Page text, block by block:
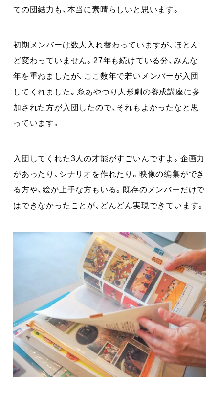
ての団結力も、本当に素晴らしいと思います。
初期メンバーは数人入れ替わっていますが、ほとん
ど変わっていません。27年も続けている分、みんな
年を重ねましたが、ここ数年で若いメンバーが入団
してくれました。糸あやつり人形劇の養成講座に参
加された方が入団したので、それもよかったなと思
っています。
入団してくれた3人の才能がすごいんですよ。企画力
があったり、シナリオを作れたり。映像の編集ができ
る方や、絵が上手な方もいる。既存のメンバーだけで
はできなかったことが、どんどん実現できています。